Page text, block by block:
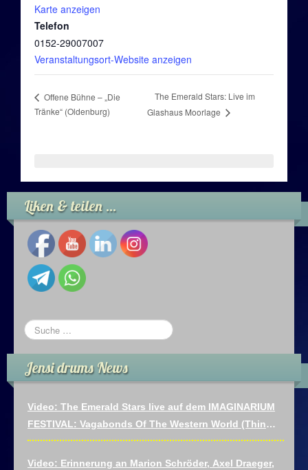
Gig-Termine
Session-Termine
Session-Videos
Playalong-Videos
Kontakt
Impressum
Datenschutz
Karte anzeigen
Telefon
0152-29007007
Veranstaltungsort-Website anzeigen
Offene Bühne – „Die
Tränke“ (Oldenburg)
The Emerald Stars: Live im
Glashaus Moorlage
Liken & teilen …
Jensi drums News
Video: The Emerald Stars live auf dem IMAGINARIUM
FESTIVAL: Vagabonds Of The Western World (Thin
Lizzy)
Video: Erinnerung an Marion Schröder, Axel Draeger,